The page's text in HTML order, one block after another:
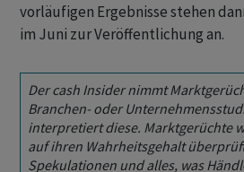
vorläufigen Ergebnisse stehen
im Juni zur Veröffentlichung an.
Der cash Insider nimmt
Branchen- oder
interpretiert diese. Marktgerüchte
auf ihren Wahrheitsgehalt
Spekulationen und alles, was